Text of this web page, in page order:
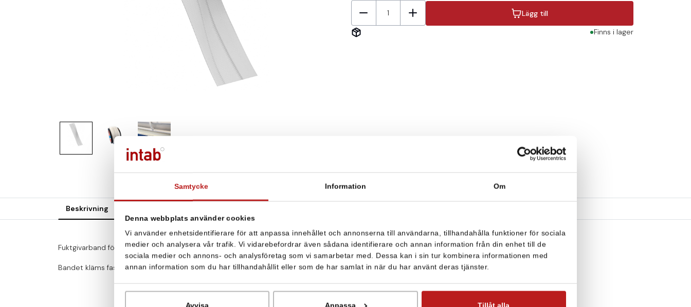
Samtycke Information Om
Denna webbplats använder cookies
Vi använder enhetsidentifierare för att anpassa innehållet och annonserna till användarna, tillhandahålla funktioner för sociala
medier och analysera vår trafik. Vi vidarebefordrar även sådana identifierare och annan information från din enhet till de
sociala medier och annons- och analysföretag som vi samarbetar med. Dessa kan i sin tur kombinera informationen med
annan information som du har tillhandahållit eller som de har samlat in när du har använt deras tjänster.
1 Lägg till
Finns i lager
Beskrivning
Fuktgivarband för läckagelarm. Bandet säljs som metervara. Priset avser en meter fuktgivarband.
Bandet kläms fast på golvet med en sockellist eller limmas med PL400.